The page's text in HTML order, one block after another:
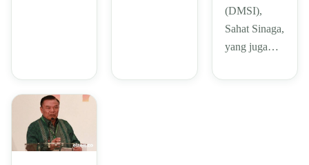
(DMSI),
Sahat Sinaga,
yang juga…